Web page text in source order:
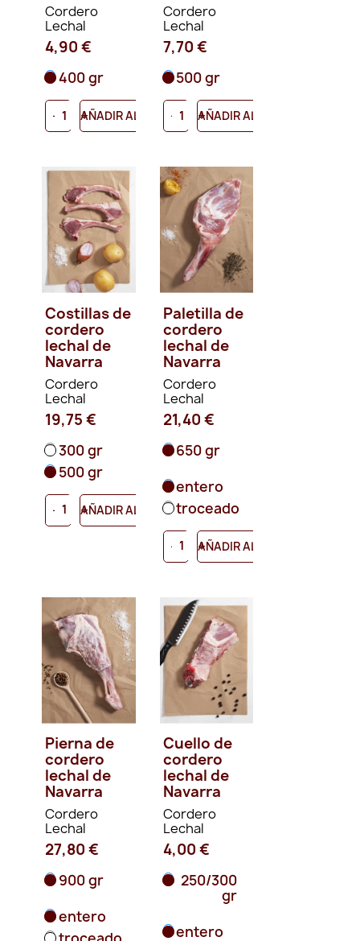
Cordero
Lechal
4,90 €
400 gr
- +
AÑADIR AL CARRITO
Cordero
Lechal
7,70 €
500 gr
- +
AÑADIR AL CARRITO
Costillas de
cordero
lechal de
Navarra
Cordero
Lechal
19,75 €
300 gr
500 gr
- +
AÑADIR AL CARRITO
Paletilla de
cordero
lechal de
Navarra
Cordero
Lechal
21,40 €
650 gr
entero
troceado
- +
AÑADIR AL CARRITO
Pierna de
cordero
lechal de
Navarra
Cordero
Lechal
27,80 €
900 gr
entero
Cuello de
cordero
lechal de
Navarra
Cordero
Lechal
4,00 €
250/300
gr
entero